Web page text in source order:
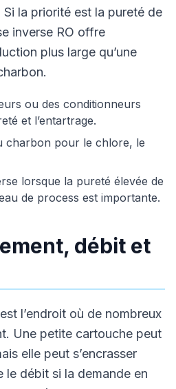
Si la priorité est la pureté de
inverse RO offre
plus large qu’une
ou des conditionneurs
et l’entartrage.
charbon pour le chlore, le
lorsque la pureté élevée de
de process est importante.
débit et
l’endroit où de nombreux
Une petite cartouche peut
elle peut s’encrasser
le débit si la demande en